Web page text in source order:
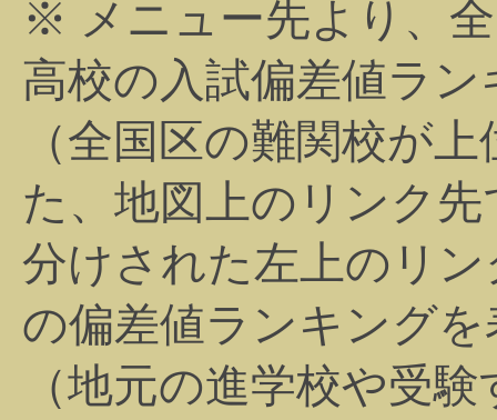
※ メニュー先より、
高校の入試偏差値ラ
（全国区の難関校が
た、地図上のリンク
分けされた左上のリ
の偏差値ランキング
（地元の進学校や受